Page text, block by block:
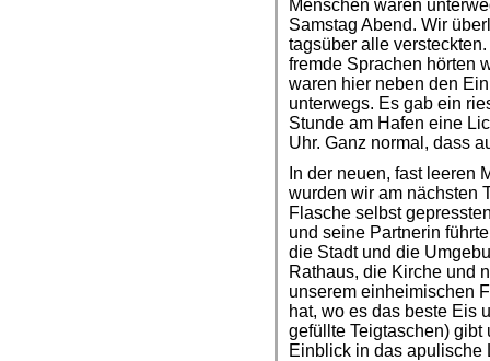
Menschen waren
Samstag Abend. Wir
tagsüber alle
fremde Sprachen hörten
waren hier neben den
unterwegs. Es gab ein
Stunde am Hafen eine
Uhr. Ganz normal, dass
In der neuen, fast leeren
wurden wir am nächsten
Flasche selbst
und seine Partnerin
die Stadt und die
Rathaus, die Kirche und
unserem einheimischen
hat, wo es das beste Eis
gefüllte Teigtaschen)
Einblick in das apulische